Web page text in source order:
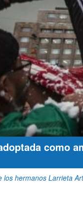
como
hermanos Larrieta